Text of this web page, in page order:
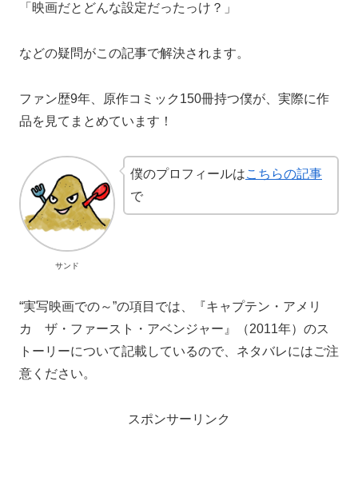
「映画だとどんな設定だったっけ？」
などの疑問がこの記事で解決されます。
ファン歴9年、原作コミック150冊持つ僕が、実際に作
品を見てまとめています！
サンド
僕のプロフィールはこちらの記事
で
“実写映画での～”の項目では、『キャプテン・アメリ
カ ザ・ファースト・アベンジャー』（2011年）のス
トーリーについて記載しているので、ネタバレにはご注
意ください。
スポンサーリンク